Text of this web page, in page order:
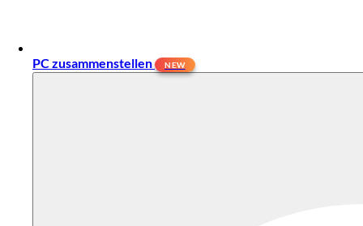
PC zusammenstellen NEW